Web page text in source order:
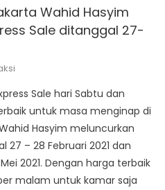
Wahid Hasyim
Sale ditanggal 27-
Sale hari Sabtu dan
untuk masa menginap di
Hasyim meluncurkan
27 – 28 Februari 2021 dan
2021. Dengan harga terbaik
malam untuk kamar saja